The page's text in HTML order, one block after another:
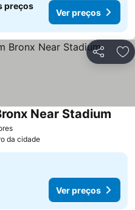
preços
Ver preços
Partilhar
Near Stadium
da cidade
Ver preços